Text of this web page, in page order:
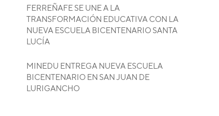
FERREÑAFE SE UNE A LA
TRANSFORMACIÓN EDUCATIVA CON LA
NUEVA ESCUELA BICENTENARIO SANTA
LUCÍA
MINEDU ENTREGA NUEVA ESCUELA
BICENTENARIO EN SAN JUAN DE
LURIGANCHO